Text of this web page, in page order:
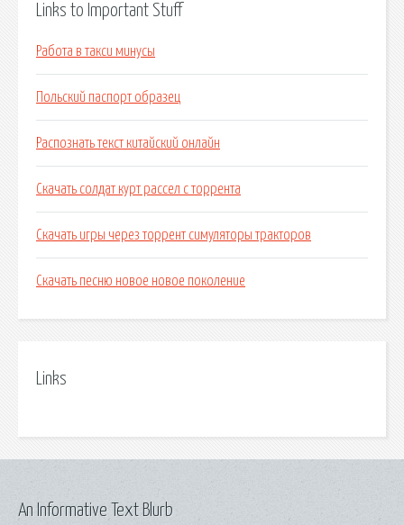
Links to Important Stuff
Работа в такси минусы
Польский паспорт образец
Распознать текст китайский онлайн
Скачать солдат курт рассел с торрента
Скачать игры через торрент симуляторы тракторов
Скачать песню новое новое поколение
Links
An Informative Text Blurb